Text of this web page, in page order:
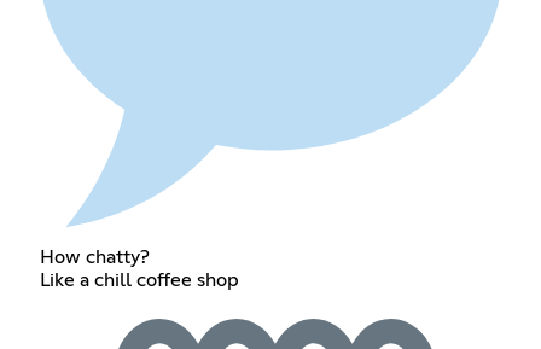
How chatty?
Like a chill coffee shop